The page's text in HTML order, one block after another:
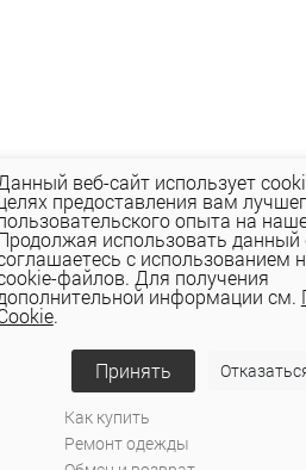
(email, viber) или
Оплата
Доставка
Как купить
Ремонт одежды
веб-сайт использует
предоставления вам
опыта на
использовать данный
с использованием
файлов. Для получения
информации см.
.
Принять